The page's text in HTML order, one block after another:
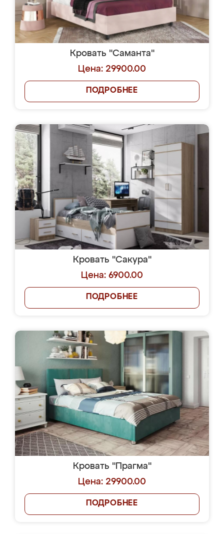
Кровать "Саманта"
Цена: 29900.00
ПОДРОБНЕЕ
Кровать "Сакура"
Цена: 6900.00
ПОДРОБНЕЕ
Кровать "Прагма"
Цена: 29900.00
ПОДРОБНЕЕ